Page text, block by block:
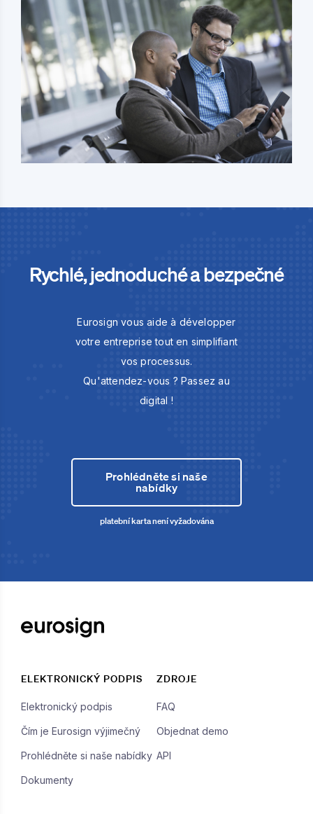
Rychlé, jednoduché a bezpečné
Eurosign vous aide à développer
votre entreprise tout en simplifiant
vos processus.
Qu'attendez-vous ? Passez au
digital !
Prohlédněte si naše
nabídky
platební karta není vyžadována
ELEKTRONICKÝ PODPIS
Elektronický podpis
Čím je Eurosign výjimečný
Prohlédněte si naše nabídky
Dokumenty
ZDROJE
FAQ
Objednat demo
API